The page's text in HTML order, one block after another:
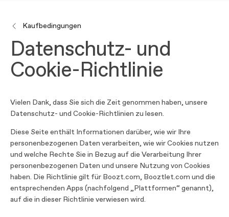
Kaufbedingungen
Datenschutz- und
Cookie-Richtlinie
Vielen Dank, dass Sie sich die Zeit genommen haben, unsere
Datenschutz- und Cookie-Richtlinien zu lesen.
Diese Seite enthält Informationen darüber, wie wir Ihre
personenbezogenen Daten verarbeiten, wie wir Cookies nutzen
und welche Rechte Sie in Bezug auf die Verarbeitung Ihrer
personenbezogenen Daten und unsere Nutzung von Cookies
haben. Die Richtlinie gilt für Boozt.com, Booztlet.com und die
entsprechenden Apps (nachfolgend „Plattformen“ genannt),
auf die in dieser Richtlinie verwiesen wird.